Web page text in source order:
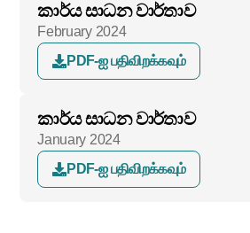
කාර්ය සාධන වාර්තාව
February 2024
PDF-ஐ பதிவிறக்கவும்
කාර්ය සාධන වාර්තාව
January 2024
PDF-ஐ பதிவிறக்கவும்